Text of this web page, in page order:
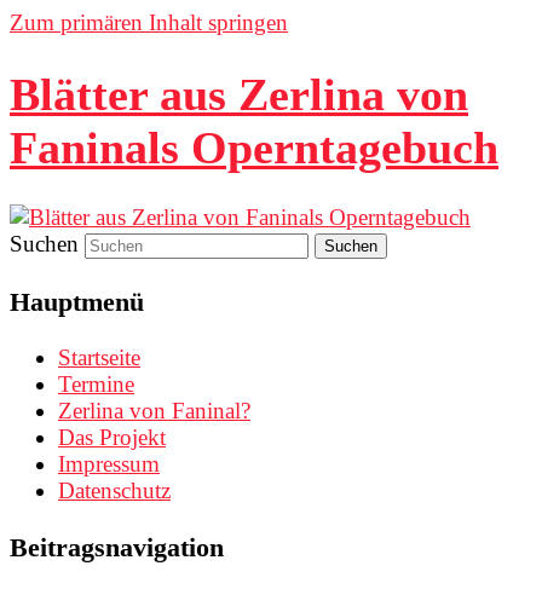
Zum primären Inhalt springen
Blätter aus Zerlina von
Faninals Operntagebuch
Suchen
Hauptmenü
Startseite
Termine
Zerlina von Faninal?
Das Projekt
Impressum
Datenschutz
Beitragsnavigation